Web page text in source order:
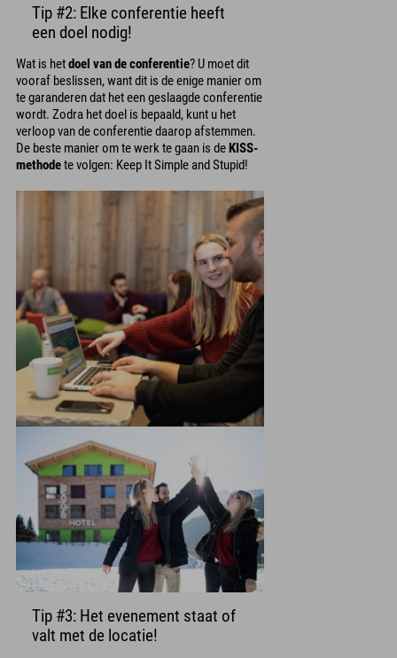
Tip #2: Elke conferentie heeft
een doel nodig!
Wat is hetdoel van de conferentie? U moet dit
vooraf beslissen, want dit is de enige manier om
te garanderen dat het een geslaagde conferentie
wordt. Zodra het doel is bepaald, kunt u het
verloop van de conferentie daarop afstemmen.
De beste manier om te werk te gaan is de KISS-
methodete volgen: Keep It Simple and Stupid!
Tip #3: Het evenement staat of
valt met de locatie!